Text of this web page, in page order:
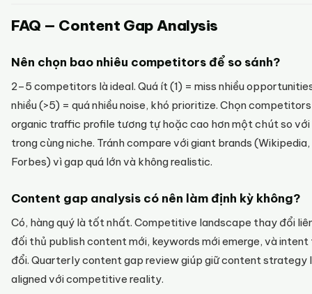
FAQ — Content Gap Analysis
Nên chọn bao nhiêu competitors để so sánh?
2–5 competitors là ideal. Quá ít (1) = miss nhiều
nhiều (>5) = quá nhiều noise, khó prioritize. Chọn
organic traffic profile tương tự hoặc cao hơn một chút so với
trong cùng niche. Tránh compare với giant brands (Wikipedia,
Forbes) vì gap quá lớn và không realistic.
Content gap analysis có nên làm định kỳ không?
Có, hàng quý là tốt nhất. Competitive landscape thay đổi
đối thủ publish content mới, keywords mới emerge, và
đổi. Quarterly content gap review giúp giữ content strategy
aligned với competitive reality.